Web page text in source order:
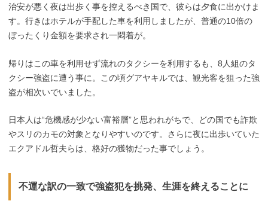
治安が悪く夜は出歩く事を控えるべき国で、彼らは夕食に出かけま
す。行きはホテルが手配した車を利用しましたが、普通の10倍の
ぼったくり金額を要求され一悶着が。
帰りはこの車を利用せず流れのタクシーを利用するも、8人組のタ
クシー強盗に遭う事に。この頃グアヤキルでは、観光客を狙った強
盗が相次いでいました。
日本人は“危機感が少ない富裕層”と思われがちで、どの国でも詐欺
やスリのカモの対象となりやすいのです。さらに夜に出歩いていた
エクアドル哲夫らは、格好の獲物だった事でしょう。
不運な訳の一致で強盗犯を挑発、生涯を終えることに